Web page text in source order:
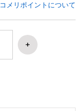
コメリポイントについて